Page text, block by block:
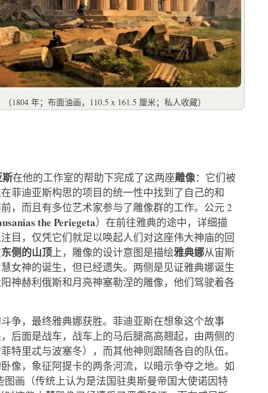
（1804 年；布面油画，110.5 x 161.5 厘米；私人收藏）
在他的工作室的帮助下完成了这两座雕像：它们被
菲迪亚斯构思的项目的统一性中找到了自己的和
，而且有多位艺术家参与了雕像群的工作。公元 2
the Periegeta）在前往雅典的途中，详细描
目，仅凭它们就足以唤起人们对这座伟大神庙的回
东侧的山顶上，雕像的设计意图是描绘雅典娜从宙斯
女神的诞生，但已经遗失。两侧是见证雅典娜诞生
神赫利俄斯和月亮神塞勒涅的雕像，他们驾驶着各
争，最终雅典娜获胜。菲迪亚斯在想象这个故事
后面是战车，战车上的马后腿高高翘起，由两侧的
特里忒与波塞冬），而其他神则跟随各自的队伍。
像，象征阿提卡的两条河流，以暗示争夺之地。如
画（传统上认为是法国驻奥斯曼帝国大使诺因特